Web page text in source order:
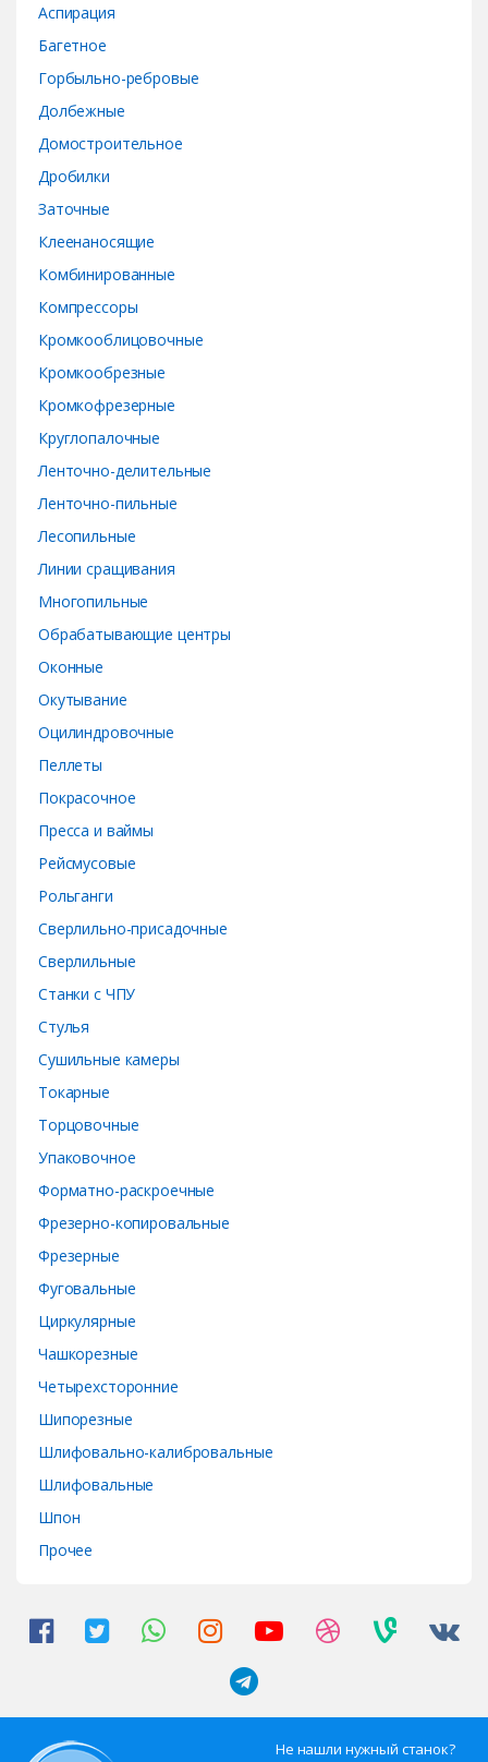
Аспирация
Багетное
Горбыльно-ребровые
Долбежные
Домостроительное
Дробилки
Заточные
Клеенаносящие
Комбинированные
Компрессоры
Кромкооблицовочные
Кромкообрезные
Кромкофрезерные
Круглопалочные
Ленточно-делительные
Ленточно-пильные
Лесопильные
Линии сращивания
Многопильные
Обрабатывающие центры
Оконные
Окутывание
Оцилиндровочные
Пеллеты
Покрасочное
Пресса и ваймы
Рейсмусовые
Рольганги
Сверлильно-присадочные
Сверлильные
Станки с ЧПУ
Стулья
Сушильные камеры
Токарные
Торцовочные
Упаковочное
Форматно-раскроечные
Фрезерно-копировальные
Фрезерные
Фуговальные
Циркулярные
Чашкорезные
Четырехсторонние
Шипорезные
Шлифовально-калибровальные
Шлифовальные
Шпон
Прочее
Не нашли нужный станок?